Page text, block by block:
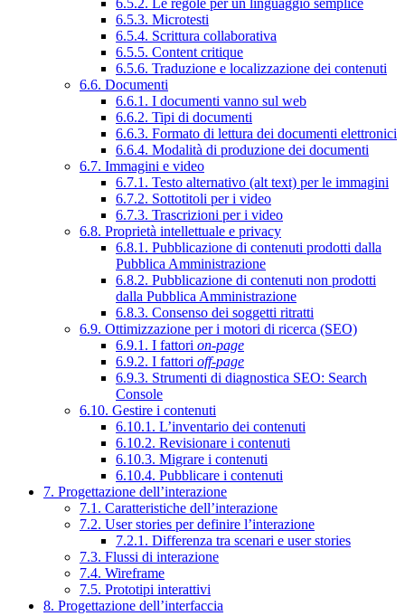
6.5.3. Microtesti
6.5.4. Scrittura collaborativa
6.5.5. Content critique
6.5.6. Traduzione e localizzazione dei contenuti
6.6. Documenti
6.6.1. I documenti vanno sul web
6.6.2. Tipi di documenti
6.6.3. Formato di lettura dei documenti elettronici
6.6.4. Modalità di produzione dei documenti
6.7. Immagini e video
6.7.1. Testo alternativo (alt text) per le immagini
6.7.2. Sottotitoli per i video
6.7.3. Trascrizioni per i video
6.8. Proprietà intellettuale e privacy
6.8.1. Pubblicazione di contenuti prodotti dalla
Pubblica Amministrazione
6.8.2. Pubblicazione di contenuti non prodotti
dalla Pubblica Amministrazione
6.8.3. Consenso dei soggetti ritratti
6.9. Ottimizzazione per i motori di ricerca (SEO)
6.9.1. I fattori on-page
6.9.2. I fattori off-page
6.9.3. Strumenti di diagnostica SEO: Search
Console
6.10. Gestire i contenuti
6.10.1. L’inventario dei contenuti
6.10.2. Revisionare i contenuti
6.10.3. Migrare i contenuti
6.10.4. Pubblicare i contenuti
7. Progettazione dell’interazione
7.1. Caratteristiche dell’interazione
7.2. User stories per definire l’interazione
7.2.1. Differenza tra scenari e user stories
7.3. Flussi di interazione
7.4. Wireframe
7.5. Prototipi interattivi
8. Progettazione dell’interfaccia